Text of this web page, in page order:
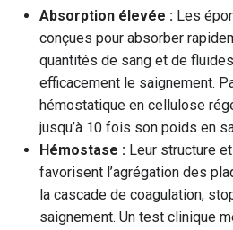
Absorption élevée : Les
conçues pour absorber
quantités de sang et de
efficacement le saignement.
hémostatique en cellulose
jusqu’à 10 fois son poids en
Hémostase : Leur structure
favorisent l’agrégation des
la cascade de coagulation,
saignement. Un test clinique